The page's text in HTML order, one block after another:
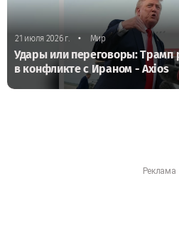
21 июля 2026 г. • Мир
Удары или переговоры: Трамп
в конфликте с Ираном - Axios